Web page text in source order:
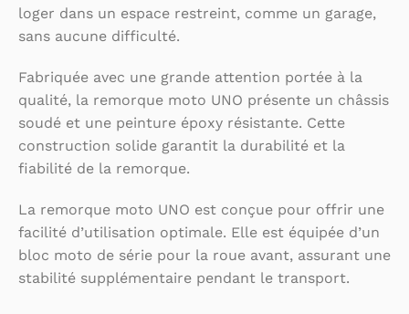
loger dans un espace restreint, comme un garage,
sans aucune difficulté.
Fabriquée avec une grande attention portée à la
qualité, la remorque moto UNO présente un châssis
soudé et une peinture époxy résistante. Cette
construction solide garantit la durabilité et la
fiabilité de la remorque.
La remorque moto UNO est conçue pour offrir une
facilité d’utilisation optimale. Elle est équipée d’un
bloc moto de série pour la roue avant, assurant une
stabilité supplémentaire pendant le transport.